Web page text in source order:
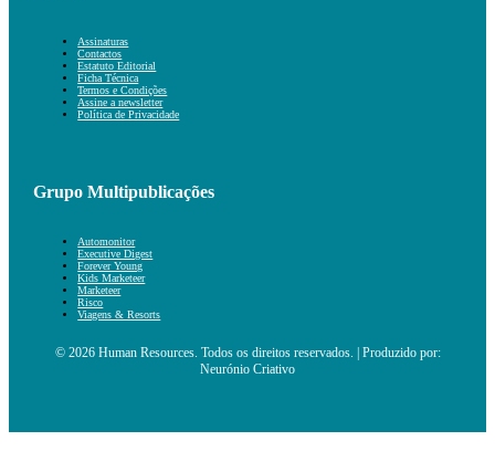
Assinaturas
Contactos
Estatuto Editorial
Ficha Técnica
Termos e Condições
Assine a newsletter
Política de Privacidade
Grupo Multipublicações
Automonitor
Executive Digest
Forever Young
Kids Marketeer
Marketeer
Risco
Viagens & Resorts
© 2026 Human Resources. Todos os direitos reservados. | Produzido por:
Neurónio Criativo